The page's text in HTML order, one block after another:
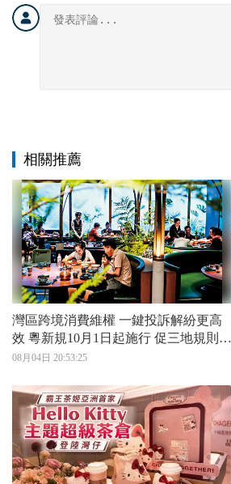
相關推薦
灣區跨境消費維權 一鍵投訴解紛更高
效 粵新規10月1日起施行 促三地規則
「軟聯通」
08月04日 20:53:25